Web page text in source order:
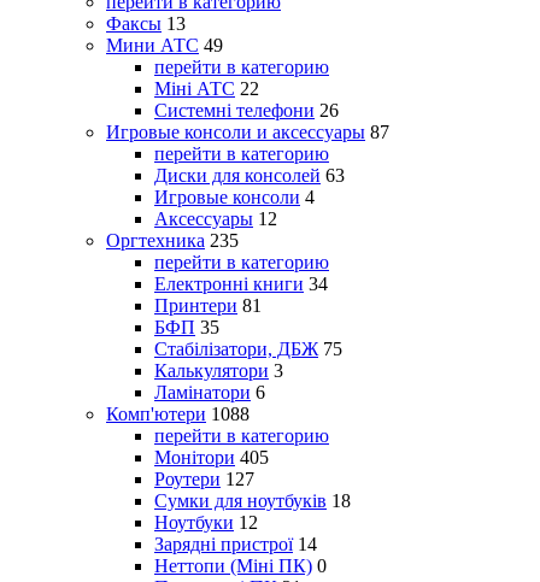
Факсы 13
Мини АТС 49
перейти в категорию
Міні АТС 22
Системні телефони 26
Игровые консоли и аксессуары 87
перейти в категорию
Диски для консолей 63
Игровые консоли 4
Аксессуары 12
Оргтехника 235
перейти в категорию
Електронні книги 34
Принтери 81
БФП 35
Стабілізатори, ДБЖ 75
Калькулятори 3
Ламінатори 6
Комп'ютери 1088
перейти в категорию
Монітори 405
Роутери 127
Сумки для ноутбуків 18
Ноутбуки 12
Зарядні пристрої 14
Неттопи (Міні ПК) 0